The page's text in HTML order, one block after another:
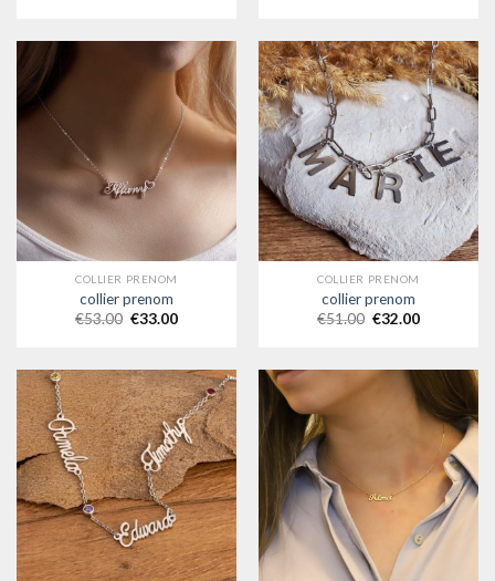
COLLIER PRENOM
collier prenom
€53.00 €33.00
COLLIER PRENOM
collier prenom
€51.00 €32.00